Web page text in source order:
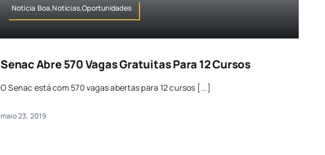
Notícia Boa,Notícias,Oportunidades
Senac Abre 570 Vagas Gratuitas Para 12 Cursos
O Senac está com 570 vagas abertas para 12 cursos [...]
maio 23, 2019